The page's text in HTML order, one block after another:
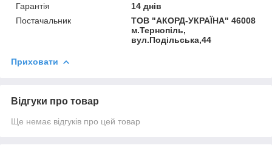
Гарантія
14 днів
Постачальник
ТОВ "АКОРД-УКРАЇНА" 46008
м.Тернопіль,
вул.Подільська,44
Приховати
Відгуки про товар
Ще немає відгуків про цей товар